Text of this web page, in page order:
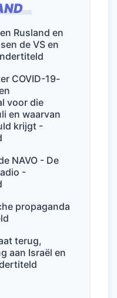
Rusland en
de VS en
COVID-19-
voor die
en waarvan
krijgt -
NAVO - De
-
propaganda
terug,
aan Israël en
n